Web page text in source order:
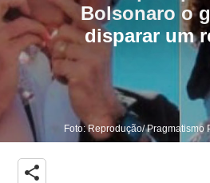
Bolsonaro o
disparar um
Foto: Reprodução/ Pragmatismo
share